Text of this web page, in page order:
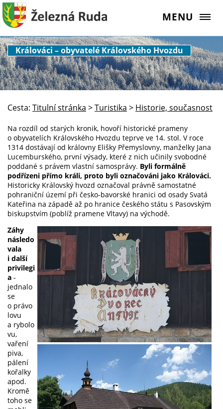
MENU
Králováci – obyvatelé Královského Hvozdu
Cesta: Titulní stránka >Turistika > Historie, současnost
Na rozdíl od starých kronik, hovoří historické prameny
o obyvatelích Královského Hvozdu teprve ve 14. stol. V roce
1314 dostávají od královny Elišky Přemyslovny, manželky Jana
Lucemburského, první výsady, které z nich učinily svobodné
poddané s právem vlastní samosprávy. Byli formálně
podřízeni přímo králi, proto byli označováni jako Králováci.
Historicky Královský hvozd označoval právně samostatné
pohraniční území při česko-bavorské hranici od osady Svatá
Kateřina na západě až po hranice českého státu s Pasovským
biskupstvím (poblíž pramene Vltavy) na východě.
Záhy
následo
vala
i další
privilegi
a -
jednalo
se
o právo
lovu
a rybolo
vu,
vaření
piva,
pálení
kořalky
apod.
Kromě
toho se